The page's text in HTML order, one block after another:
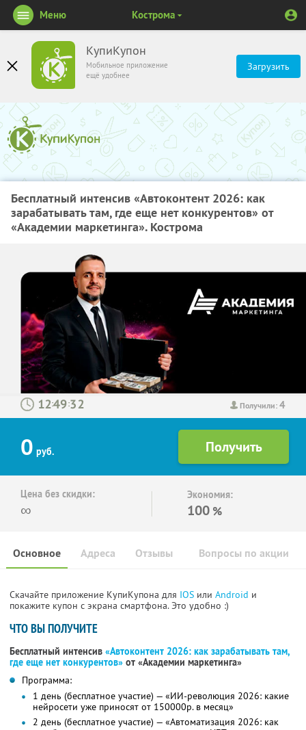
КупиКупон
Мобильное приложение
ещё удобнее
Загрузить
Меню Кострома
Бесплатный интенсив «Автоконтент 2026: как
зарабатывать там, где еще нет конкурентов» от
«Академии маркетинга». Кострома
Получили:4
: :
0 руб.
Цена без скидки:
∞
Экономия:
100 %
Основное Отзывы Вопросы по акции
Адреса
Скачайте приложение КупиКупона для IOS или Android и
покажите купон с экрана смартфона. Это удобно :)
ЧТО ВЫ ПОЛУЧИТЕ
Бесплатный интенсив «Автоконтент 2026: как зарабатывать там,
где еще нет конкурентов» от «Академии маркетинга»
Программа:
1 день (бесплатное участие) — «ИИ-революция 2026: какие
нейросети уже приносят от 150000р. в месяц»
2 день (бесплатное участие) — «Автоматизация 2026: как